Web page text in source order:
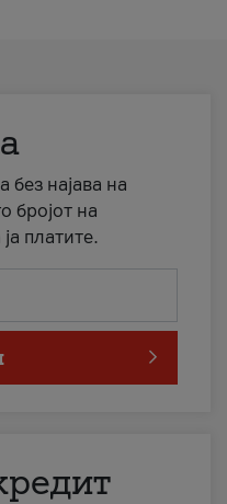
без најава на
бројот на
платите.